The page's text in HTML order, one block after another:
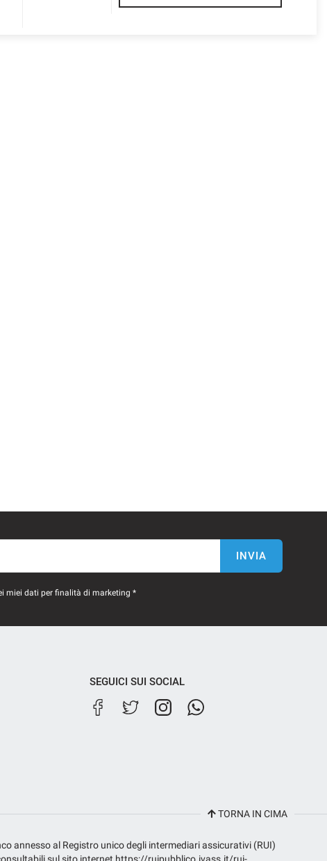
INVIA
miei dati per finalità di marketing *
SEGUICI SUI SOCIAL
TORNA IN CIMA
annesso al Registro unico degli intermediari assicurativi (RUI)